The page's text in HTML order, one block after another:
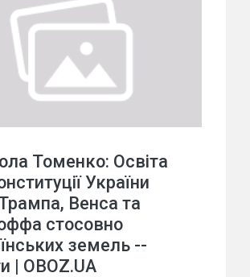
Томенко: Освіта
України
Венса та
стосовно
земель --
| OBOZ.UA